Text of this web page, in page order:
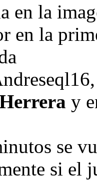
en la
en la
y
se
si el